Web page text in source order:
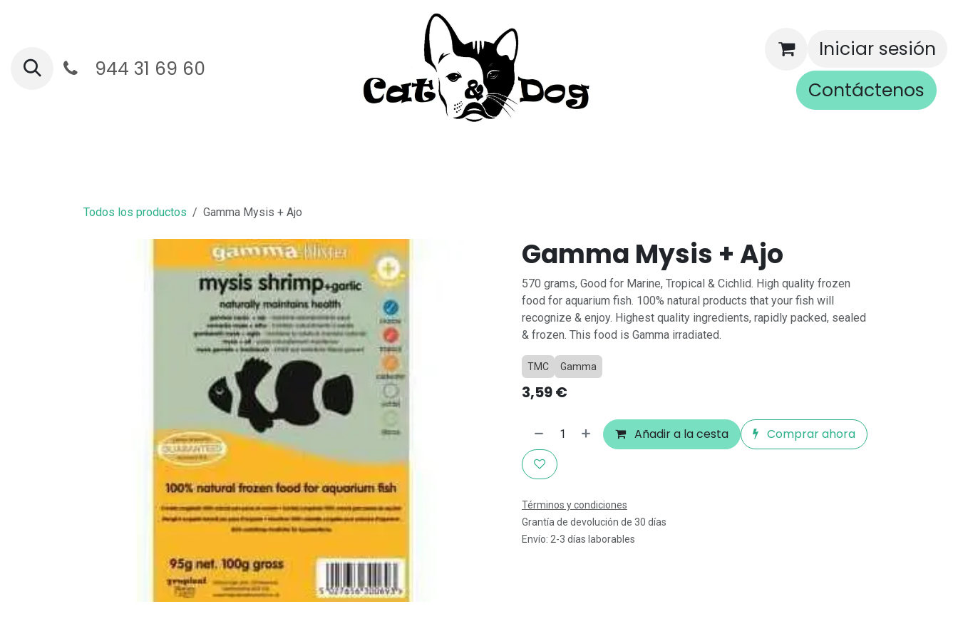
944 31 69 60
Iniciar sesión
Contáctenos
Todos los productos Gamma Mysis + Ajo
Gamma Mysis + Ajo
570 grams, Good for Marine, Tropical & Cichlid. High quality frozen
food for aquarium fish. 100% natural products that your fish will
recognize & enjoy. Highest quality ingredients, rapidly packed, sealed
& frozen. This food is Gamma irradiated.
TMC Gamma
3,59€
Añadir a la cesta Comprar ahora
Términos y condiciones
Grantía de devolución de 30 días
Envío: 2-3 días laborables